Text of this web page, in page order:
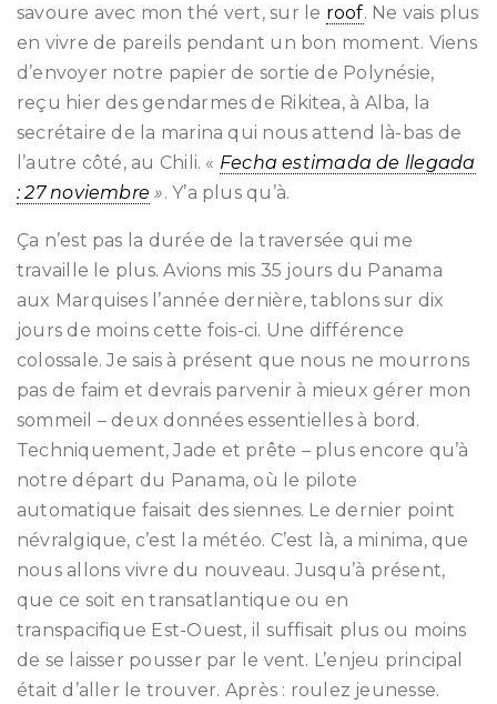
savoure avec mon thé vert, sur le roof. Ne vais plus
en vivre de pareils pendant un bon moment. Viens
d’envoyer notre papier de sortie de Polynésie,
reçu hier des gendarmes de Rikitea, à Alba, la
secrétaire de la marina qui nous attend là-bas de
l’autre côté, au Chili. « Fecha estimada de llegada
: 27 noviembre ». Y’a plus qu’à.
Ça n’est pas la durée de la traversée qui me
travaille le plus. Avions mis 35 jours du Panama
aux Marquises l’année dernière, tablons sur dix
jours de moins cette fois-ci. Une différence
colossale. Je sais à présent que nous ne mourrons
pas de faim et devrais parvenir à mieux gérer mon
sommeil – deux données essentielles à bord.
Techniquement, Jade et prête – plus encore qu’à
notre départ du Panama, où le pilote
automatique faisait des siennes. Le dernier point
névralgique, c’est la météo. C’est là, a minima, que
nous allons vivre du nouveau. Jusqu’à présent,
que ce soit en transatlantique ou en
transpacifique Est-Ouest, il suffisait plus ou moins
de se laisser pousser par le vent. L’enjeu principal
était d’aller le trouver. Après : roulez jeunesse.